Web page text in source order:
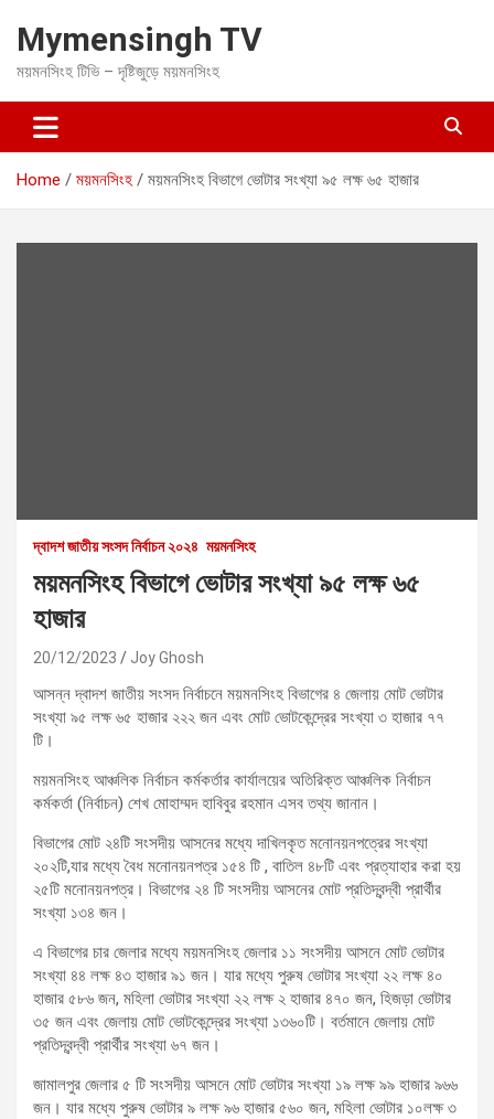
t
c
Mymensingh TV
ময়মনসিংহ টিভি – দৃষ্টিজুড়ে ময়মনসিংহ
Home ময়মনসিংহ ময়মনসিংহ বিভাগে ভোটার সংখ্যা ৯৫ লক্ষ ৬৫ হাজার
দ্বাদশ জাতীয় সংসদ নির্বাচন ২০২৪ ময়মনসিংহ
ময়মনসিংহ বিভাগে ভোটার সংখ্যা ৯৫ লক্ষ ৬৫
হাজার
20/12/2023 Joy Ghosh
আসন্ন দ্বাদশ জাতীয় সংসদ নির্বাচনে ময়মনসিংহ বিভাগের ৪ জেলায় মোট ভোটার
সংখ্যা ৯৫ লক্ষ ৬৫ হাজার ২২২ জন এবং মোট ভোটকেন্দ্রের সংখ্যা ৩ হাজার ৭৭
টি।
ময়মনসিংহ আঞ্চলিক নির্বাচন কর্মকর্তার কার্যালয়ের অতিরিক্ত আঞ্চলিক নির্বাচন
কর্মকর্তা (নির্বাচন) শেখ মোহাম্মদ হাবিবুর রহমান এসব তথ্য জানান।
বিভাগের মোট ২৪টি সংসদীয় আসনের মধ্যে দাখিলকৃত মনোনয়নপত্রের সংখ্যা
২০২টি,যার মধ্যে বৈধ মনোনয়নপত্র ১৫৪ টি , বাতিল ৪৮টি এবং প্রত্যাহার করা হয়
২৫টি মনোনয়নপত্র। বিভাগের ২৪ টি সংসদীয় আসনের মোট প্রতিদ্বন্দ্বী প্রার্থীর
সংখ্যা ১৩৪ জন।
এ বিভাগের চার জেলার মধ্যে ময়মনসিংহ জেলার ১১ সংসদীয় আসনে মোট ভোটার
সংখ্যা ৪৪ লক্ষ ৪৩ হাজার ৯১ জন। যার মধ্যে পুরুষ ভোটার সংখ্যা ২২ লক্ষ ৪০
হাজার ৫৮৬ জন, মহিলা ভোটার সংখ্যা ২২ লক্ষ ২ হাজার ৪৭০ জন, হিজড়া ভোটার
৩৫ জন এবং জেলায় মোট ভোটকেন্দ্রের সংখ্যা ১৩৬০টি। বর্তমানে জেলায় মোট
প্রতিদ্বন্দ্বী প্রার্থীর সংখ্যা ৬৭ জন।
জামালপুর জেলার ৫ টি সংসদীয় আসনে মোট ভোটার সংখ্যা ১৯ লক্ষ ৯৯ হাজার ৯৬৬
জন। যার মধ্যে পুরুষ ভোটার ৯ লক্ষ ৯৬ হাজার ৫৬০ জন, মহিলা ভোটার ১০লক্ষ ৩